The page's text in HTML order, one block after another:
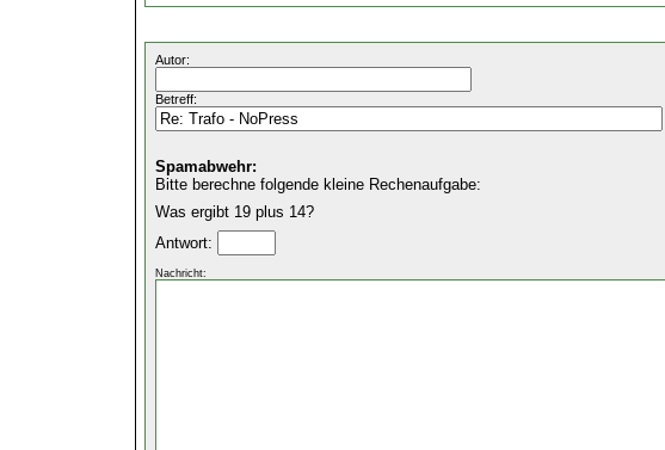
Autor:
Betreff:
Spamabwehr:
Bitte berechne folgende kleine Rechenaufgabe:
Was ergibt 19 plus 14?
Antwort:
Nachricht: